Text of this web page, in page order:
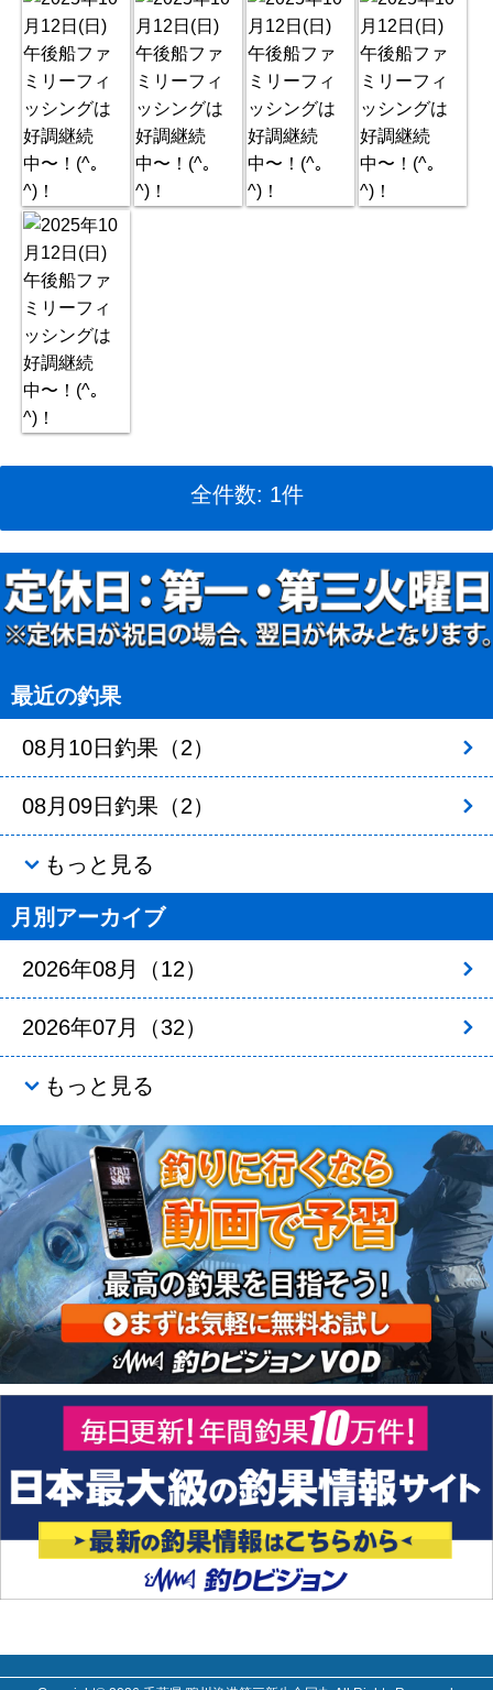
全件数: 1件
最近の釣果
08月10日釣果（2）
08月09日釣果（2）
もっと見る
月別アーカイブ
2026年08月（12）
2026年07月（32）
もっと見る